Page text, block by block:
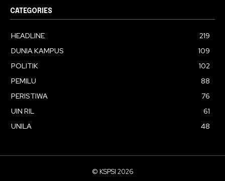
CATEGORIES
HEADLINE
219
DUNIA KAMPUS
109
POLITIK
102
PEMILU
88
PERISTIWA
76
UIN RIL
61
UNILA
48
© KSPSI 2026